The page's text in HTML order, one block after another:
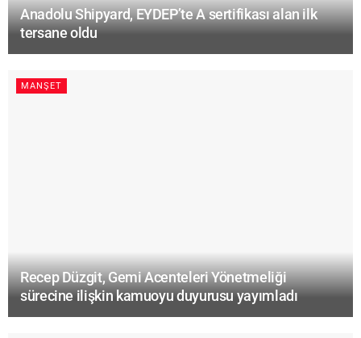
Anadolu Shipyard, EYDEP’te A sertifikası alan ilk
tersane oldu
MANŞET
Recep Düzgit, Gemi Acenteleri Yönetmeliği
sürecine ilişkin kamuoyu duyurusu yayımladı